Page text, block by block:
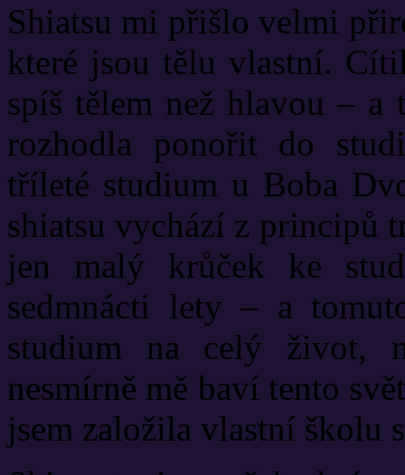
Shiatsu mi přišlo velmi
které jsou tělu vlastní.
spíš tělem než hlavou – a
rozhodla ponořit do
tříleté studium u Boba
shiatsu vychází z principů
jen malý krůček ke
sedmnácti lety – a
studium na celý život,
nesmírně mě baví tento
jsem založila vlastní školu